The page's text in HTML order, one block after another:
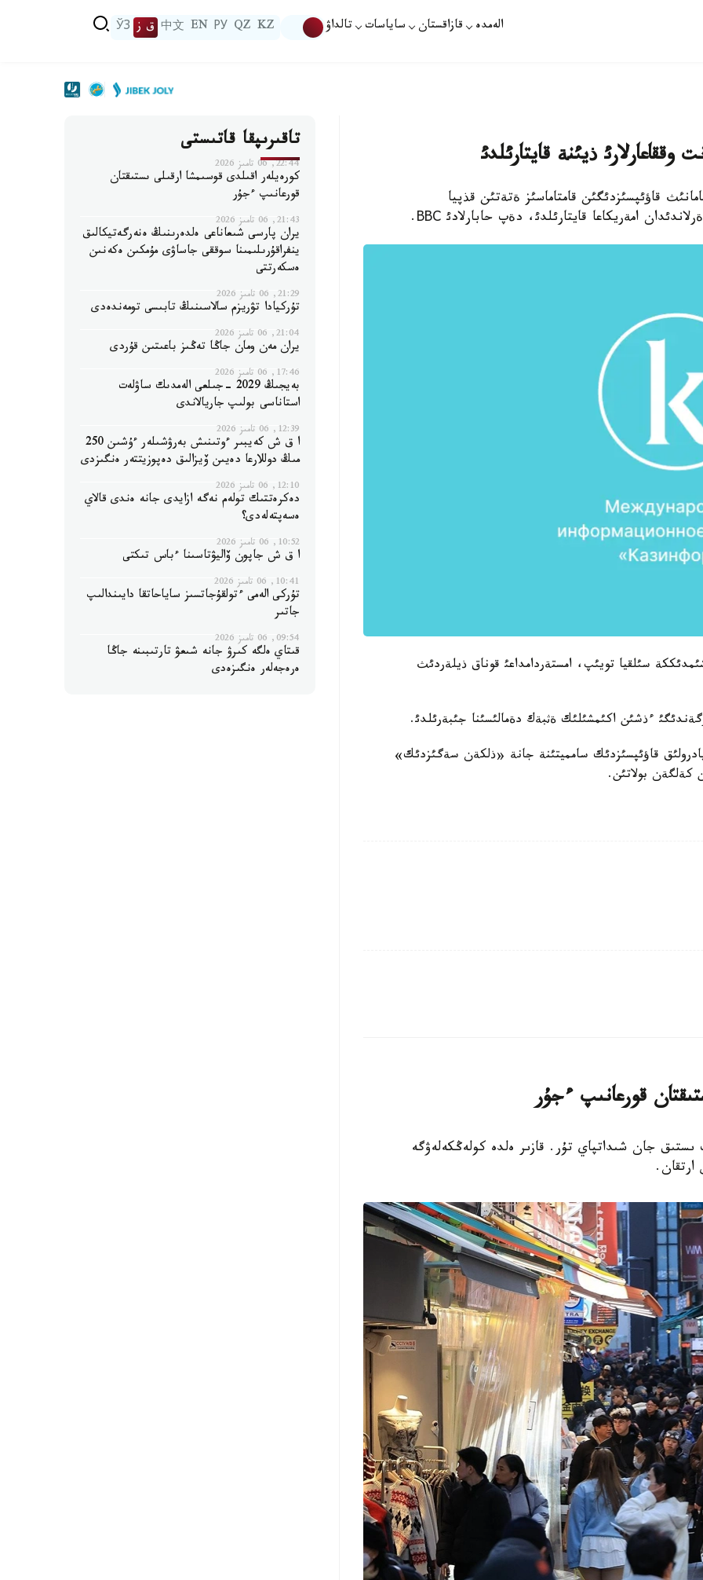
الەمدە قازاقستان ساياسات تالداۋ KZ
QZ
РУ
EN
中文 ق ز ЎЗ
ذيئنة قايتارئلدئ
قاؤئپسئزدئگئن قامتاماسئز ةتةتئن قذپيا
سئلقيا تويئپ، امستةردامداعئ قوناق ذيلةردئث
ءذشئن اكئمشئلئك ةثبةك دةمالئسئنا جئبةرئلدئ.
قاؤئپسئزدئك سامميتئنة جانة «ذلكةن سةگئزدئك»
كةلگةن بولاتئن.
قورعانىپ ءجۇر
ىستىق جان شىداتپاي تۇر. قازىر ەلدە كولەڭكەلەۋگە
ارتقان.
تاقىرىپقا قاتىستى
22:44, 06 تامىز 2026
كورەيلەر اقىلدى قوسىمشا ارقىلى ىستىقتان
قورعانىپ ءجۇر
21:43, 06 تامىز 2026
يران پارسى شىعاناعى ەلدەرىنىڭ ەنەرگەتيكالىق
ينفراقۇرىلىمىنا سوققى جاساۋى مۇمكىن ەكەنىن
ەسكەرتتى
21:29, 06 تامىز 2026
تۇركيادا تۋريزم سالاسىنىڭ تابىسى تومەندەدى
21:04, 06 تامىز 2026
يران مەن ومان جاڭا تەڭىز باعىتىن قۇردى
17:46, 06 تامىز 2026
بەيجىڭ 2029 -جىلعى الەمدىك ساۋلەت
استاناسى بولىپ جاريالاندى
12:39, 06 تامىز 2026
ا ق ش كەيبىر ءوتىنىش بەرۋشىلەر ءۇشىن 250
مىڭ دوللارعا دەيىن ۆيزالىق دەپوزيتتەر ەنگىزدى
12:10, 06 تامىز 2026
دەكرەتتىك تولەم نەگە ازايدى جانە ەندى قالاي
ەسەپتەلەدى؟
10:52, 06 تامىز 2026
ا ق ش جاپون ۆاليۋتاسىنا ءباس تىكتى
10:41, 06 تامىز 2026
تۇركى الەمى ءتولقۇجاتسىز ساياحاتقا دايىندالىپ
جاتىر
09:54, 06 تامىز 2026
قىتاي ەلگە كىرۋ جانە شىعۋ تارتىبىنە جاڭا
ەرەجەلەر ەنگىزەدى